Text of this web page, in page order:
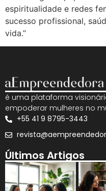
espiritualidade e redes
sucesso profissional,
vida.”
é uma plataforma
empoderar mulheres no
+55 41 9 8795-3443
Últimos Artigos